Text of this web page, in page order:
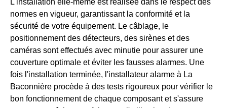
normes en vigueur, garantissant la conformité et la
sécurité de votre équipement. Le câblage, le
positionnement des détecteurs, des sirènes et des
caméras sont effectués avec minutie pour assurer une
couverture optimale et éviter les fausses alarmes. Une
fois l'installation terminée, l'installateur alarme à La
Baconnière procède à des tests rigoureux pour vérifier le
bon fonctionnement de chaque composant et s'assure